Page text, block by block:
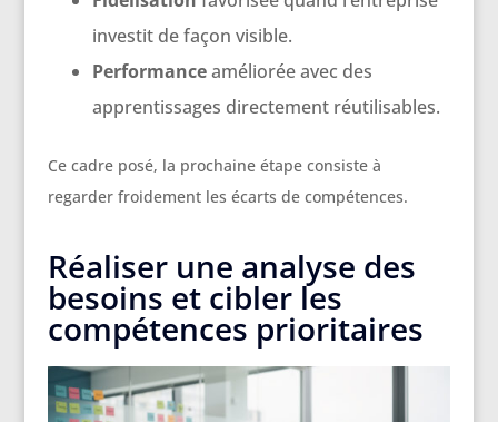
investit de façon visible.
Performanceaméliorée avec des
apprentissages directement réutilisables.
Ce cadre posé, la prochaine étape consiste à
regarder froidement les écarts de compétences.
Réaliser une analyse des
besoins et cibler les
compétences prioritaires